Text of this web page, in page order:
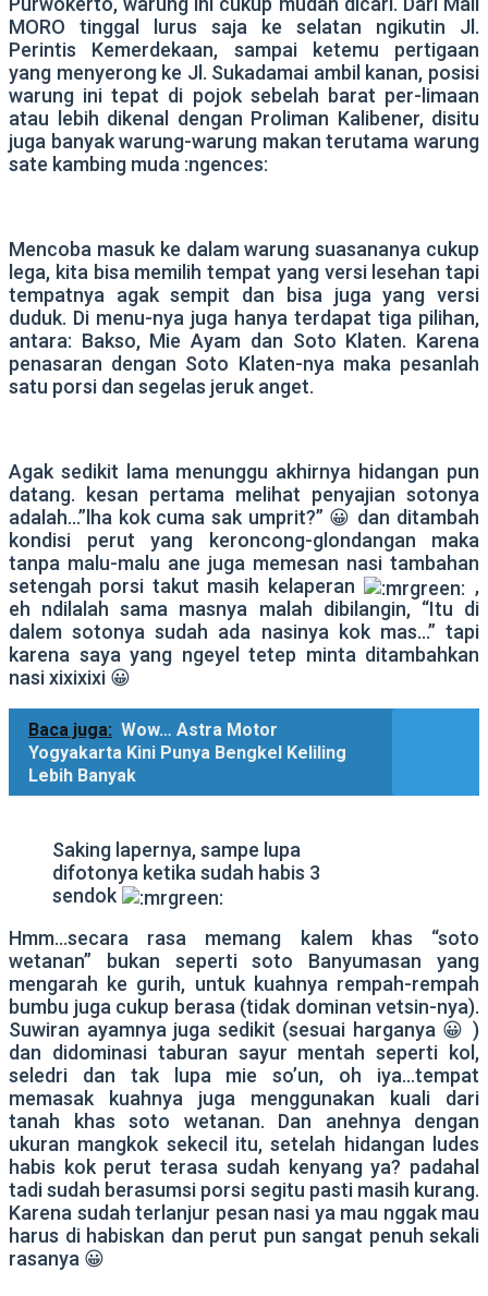
MORO tinggal lurus saja ke selatan ngikutin Jl.
Perintis Kemerdekaan, sampai ketemu pertigaan
yang menyerong ke Jl. Sukadamai ambil kanan, posisi
warung ini tepat di pojok sebelah barat per-limaan
atau lebih dikenal dengan Proliman Kalibener, disitu
juga banyak warung-warung makan terutama warung
sate kambing muda :ngences:
Mencoba masuk ke dalam warung suasananya cukup
lega, kita bisa memilih tempat yang versi lesehan tapi
tempatnya agak sempit dan bisa juga yang versi
duduk. Di menu-nya juga hanya terdapat tiga pilihan,
antara: Bakso, Mie Ayam dan Soto Klaten. Karena
penasaran dengan Soto Klaten-nya maka pesanlah
satu porsi dan segelas jeruk anget.
Agak sedikit lama menunggu akhirnya hidangan pun
datang. kesan pertama melihat penyajian sotonya
adalah…”lha kok cuma sak umprit?” 😀 dan ditambah
kondisi perut yang keroncong-glondangan maka
tanpa malu-malu ane juga memesan nasi tambahan
setengah porsi takut masih kelaperan
,
eh ndilalah sama masnya malah dibilangin, “Itu di
dalem sotonya sudah ada nasinya kok mas…” tapi
karena saya yang ngeyel tetep minta ditambahkan
nasi xixixixi 😀
Baca juga: Wow… Astra Motor
Yogyakarta Kini Punya Bengkel Keliling
Lebih Banyak
Saking lapernya, sampe lupa
difotonya ketika sudah habis 3
sendok
Hmm…secara rasa memang kalem khas “soto
wetanan” bukan seperti soto Banyumasan yang
mengarah ke gurih, untuk kuahnya rempah-rempah
bumbu juga cukup berasa (tidak dominan vetsin-nya).
Suwiran ayamnya juga sedikit (sesuai harganya 😀 )
dan didominasi taburan sayur mentah seperti kol,
seledri dan tak lupa mie so’un, oh iya…tempat
memasak kuahnya juga menggunakan kuali dari
tanah khas soto wetanan. Dan anehnya dengan
ukuran mangkok sekecil itu, setelah hidangan ludes
habis kok perut terasa sudah kenyang ya? padahal
tadi sudah berasumsi porsi segitu pasti masih kurang.
Karena sudah terlanjur pesan nasi ya mau nggak mau
harus di habiskan dan perut pun sangat penuh sekali
rasanya 😀